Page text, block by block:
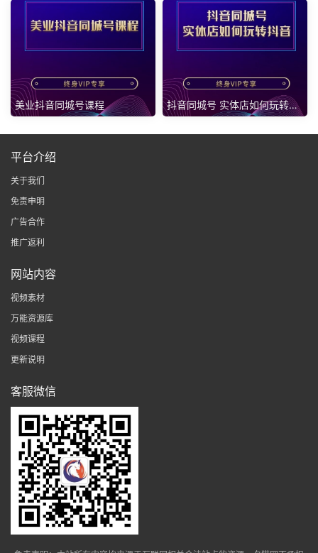
美业抖音同城号课程
抖音同城号 实体店如何玩转抖
音
平台介绍
关于我们
免责申明
广告合作
推广返利
网站内容
视频素材
万能资源库
视频课程
更新说明
客服微信